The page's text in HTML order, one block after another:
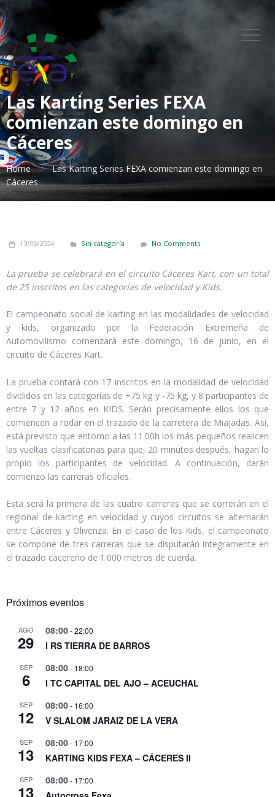
Las Karting Series FEXA
comienzan este domingo en
Cáceres
Home
Las Karting Series FEXA comienzan este domingo en
Cáceres
13/06/2024 Sin categoría No Comments
La prueba se celebrará en el circuito Cáceres Kart, con un total
de 25 inscritos en las categorías de velocidad y Kids.
El campeonato social de karting en las modalidades de velocidad
y kids, organizado por la Federación Extremeña de
Automovilismo comenzará este domingo, 16 de junio, en el
circuito de Cáceres Kart.
La prueba contará con 17 inscritos en la modalidad de velocidad
divididos en las categorías de +75 kg y -75 kg, y 8 participantes de
entre 7 y 12 años en KIDS. Serán precisamente ellos los que
comiencen a rodar en el trazado de la carretera de Miajadas. Así,
está previsto que entorno a las 11.00h los más pequeños realicen
las vueltas clasificatorias para que, 20 minutos después, hagan lo
propio los participantes de velocidad. A continuación, darán
comienzo las carreras oficiales.
Esta será la primera de las cuatro carreras que se correrán en el
regional de karting en velocidad y cuyos circuitos se alternarán
entre Cáceres y Olivenza. En el caso de los Kids, el campeonato
se compone de tres carreras que se disputarán íntegramente en
el trazado cacereño de 1.000 metros de cuerda.
Próximos eventos
AGO
29
08:00-22:00
I RS TIERRA DE BARROS
SEP
6
08:00- 18:00
I TC CAPITAL DEL AJO – ACEUCHAL
SEP
12
08:00- 16:00
V SLALOM JARAIZ DE LA VERA
SEP
13
08:00- 17:00
KARTING KIDS FEXA – CÁCERES II
SEP
13
08:00- 17:00